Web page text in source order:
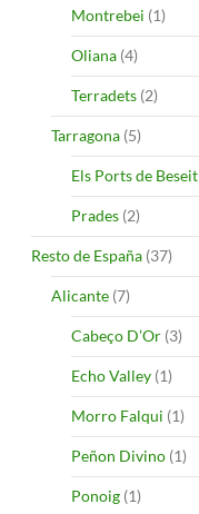
Montrebei (1)
Oliana (4)
Terradets (2)
Tarragona (5)
Els Ports de Beseit
Prades (2)
Resto de España (37)
Alicante (7)
Cabeço D’Or (3)
Echo Valley (1)
Morro Falqui (1)
Peñon Divino (1)
Ponoig (1)